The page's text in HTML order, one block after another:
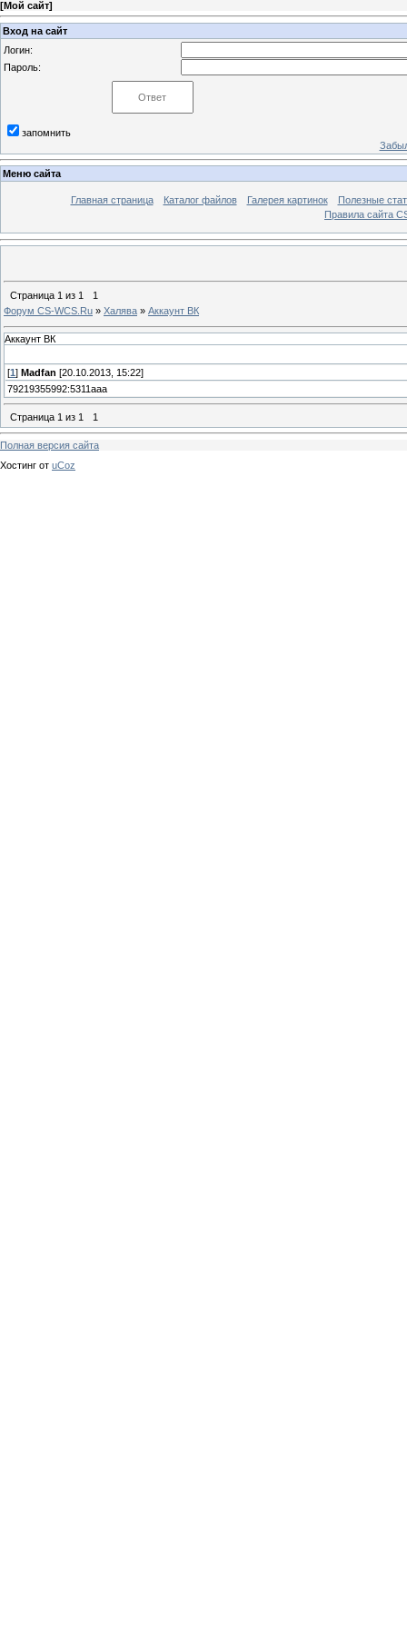
[Мой сайт]
Вход на сайт
Логин:
Пароль:
запомнить
Меню сайта
Главная страница Каталог файлов Галерея картинок
Полезные
Правила сайта
Страница 1 из 1
1
Форум CS-WCS.Ru » Халява » Аккаунт ВК
Аккаунт ВК
[1 ] Madfan [20.10.2013, 15:22]
79219355992:5311aaa
Страница 1 из 1 1
Полная версия сайта
Хостинг от uCoz